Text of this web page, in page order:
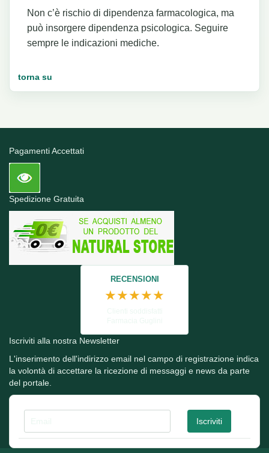
Non c’è rischio di dipendenza farmacologica, ma
può insorgere dipendenza psicologica. Seguire
sempre le indicazioni mediche.
torna su
Pagamenti Accettati
Spedizione Gratuita
RECENSIONI
★★★★★
Iscriviti alla nostra Newsletter
L'inserimento dell'indirizzo email nel campo di registrazione indica
la volontà di accettare la ricezione di messaggi e news da parte
del portale.